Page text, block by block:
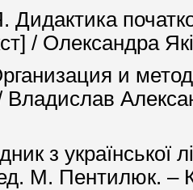
/ Олександра
и
/ Владислав
з української
М. Пентилюк. –